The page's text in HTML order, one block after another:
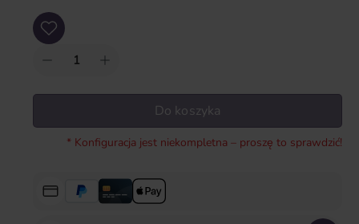
Ilość produktu: Wprowadź żądaną ilość lub użyj przycisków, aby zwiększyć lub
Do koszyka
* Konfiguracja jest niekompletna – proszę to sprawdzić!